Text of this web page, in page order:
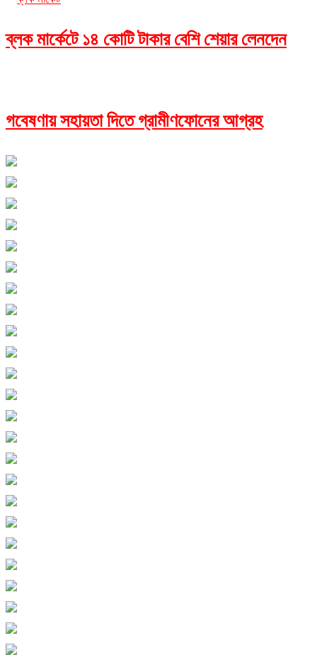
ব্লক মার্কেটে ১৪ কোটি টাকার বেশি শেয়ার লেনদেন
গবেষণায় সহায়তা দিতে গ্রামীণফোনের আগ্রহ